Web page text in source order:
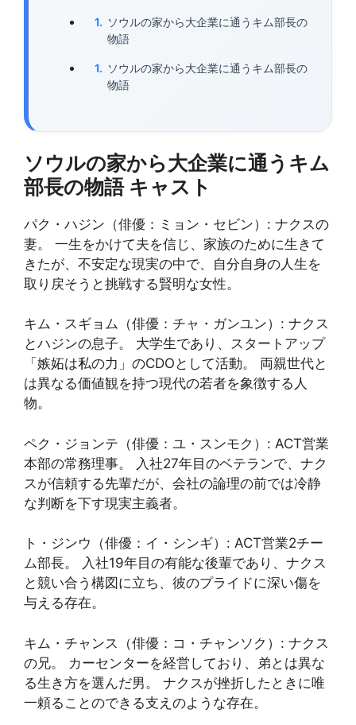
ソウルの家から大企業に通うキム部長の
物語
ソウルの家から大企業に通うキム部長の
物語
ソウルの家から大企業に通うキム
部長の物語 キャスト
パク・ハジン（俳優：ミョン・セビン）: ナクスの
妻。 一生をかけて夫を信じ、家族のために生きて
きたが、不安定な現実の中で、自分自身の人生を
取り戻そうと挑戦する賢明な女性。
キム・スギョム（俳優：チャ・ガンユン）: ナクス
とハジンの息子。 大学生であり、スタートアップ
「嫉妬は私の力」のCDOとして活動。 両親世代と
は異なる価値観を持つ現代の若者を象徴する人
物。
ペク・ジョンテ（俳優：ユ・スンモク）: ACT営業
本部の常務理事。 入社27年目のベテランで、ナク
スが信頼する先輩だが、会社の論理の前では冷静
な判断を下す現実主義者。
ト・ジンウ（俳優：イ・シンギ）: ACT営業2チー
ム部長。 入社19年目の有能な後輩であり、ナクス
と競い合う構図に立ち、彼のプライドに深い傷を
与える存在。
キム・チャンス（俳優：コ・チャンソク）: ナクス
の兄。 カーセンターを経営しており、弟とは異な
る生き方を選んだ男。 ナクスが挫折したときに唯
一頼ることのできる支えのような存在。